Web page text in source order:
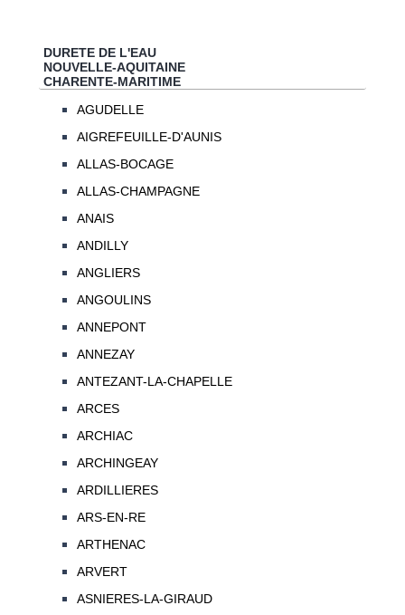
DURETE DE L'EAU
NOUVELLE-AQUITAINE
CHARENTE-MARITIME
AGUDELLE
AIGREFEUILLE-D'AUNIS
ALLAS-BOCAGE
ALLAS-CHAMPAGNE
ANAIS
ANDILLY
ANGLIERS
ANGOULINS
ANNEPONT
ANNEZAY
ANTEZANT-LA-CHAPELLE
ARCES
ARCHIAC
ARCHINGEAY
ARDILLIERES
ARS-EN-RE
ARTHENAC
ARVERT
ASNIERES-LA-GIRAUD